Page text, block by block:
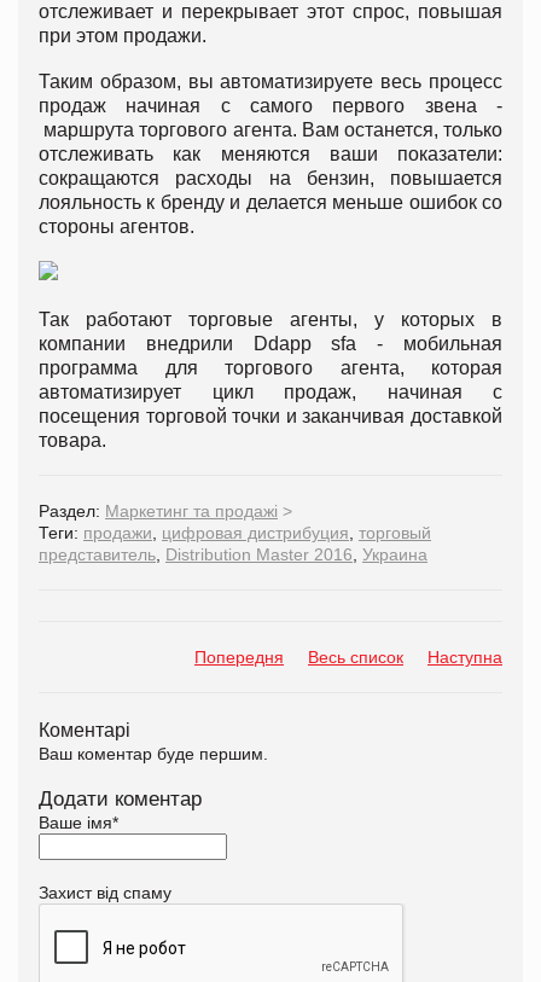
отслеживает и перекрывает этот спрос, повышая
при этом продажи.
Таким образом, вы автоматизируете весь процесс
продаж начиная с самого первого звена -
маршрута торгового агента. Вам останется, только
отслеживать как меняются ваши показатели:
сокращаются расходы на бензин, повышается
лояльность к бренду и делается меньше ошибок со
стороны агентов.
Так работают торговые агенты, у которых в
компании внедрили Ddapp sfa - мобильная
программа для торгового агента, которая
автоматизирует цикл продаж, начиная с
посещения торговой точки и заканчивая доставкой
товара.
Раздел: Маркетинг та продажі >
Теги: продажи, цифровая дистрибуция, торговый
представитель, Distribution Master 2016, Украина
Попередня Весь список Наступна
Коментарі
Ваш коментар буде першим.
Додати коментар
Ваше імя*
Захист від спаму